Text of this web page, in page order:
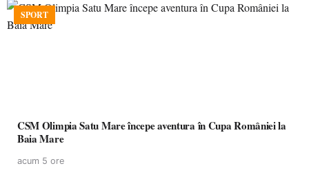
SPORT
CSM Olimpia Satu Mare începe aventura în Cupa României la
Baia Mare
acum 5 ore